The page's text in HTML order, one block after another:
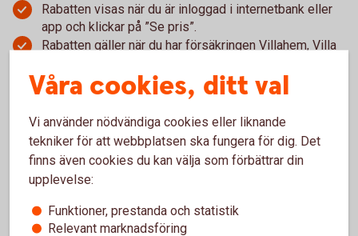
Rabatten visas när du är inloggad i internetbank eller
app och klickar på ”Se pris”.
Rabatten gäller när du har försäkringen Villahem, Villa
försäkringen Bil, Lätt lastbil eller Husbil.
Anmäl skada
Våra cookies, ditt val
Vi använder nödvändiga cookies eller liknande
tekniker för att webbplatsen ska fungera för dig. Det
finns även cookies du kan välja som förbättrar din
upplevelse:
Funktioner, prestanda och statistik
Relevant marknadsföring